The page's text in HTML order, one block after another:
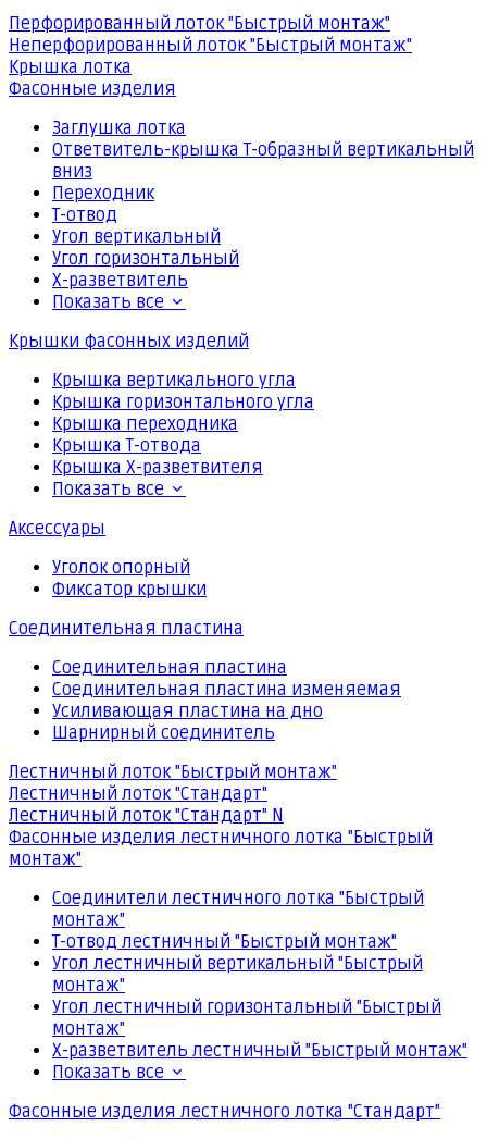
Перфорированный лоток "Быстрый монтаж"
Неперфорированный лоток "Быстрый монтаж"
Крышка лотка
Фасонные изделия
Заглушка лотка
Ответвитель-крышка Т-образный вертикальный
вниз
Переходник
Т-отвод
Угол вертикальный
Угол горизонтальный
Х-разветвитель
Показать все
Крышки фасонных изделий
Крышка вертикального угла
Крышка горизонтального угла
Крышка переходника
Крышка Т-отвода
Крышка Х-разветвителя
Показать все
Аксессуары
Уголок опорный
Фиксатор крышки
Соединительная пластина
Соединительная пластина
Соединительная пластина изменяемая
Усиливающая пластина на дно
Шарнирный соединитель
Лестничный лоток "Быстрый монтаж"
Лестничный лоток "Стандарт"
Лестничный лоток "Стандарт" N
Фасонные изделия лестничного лотка "Быстрый
монтаж"
Соединители лестничного лотка "Быстрый
монтаж"
Т-отвод лестничный "Быстрый монтаж"
Угол лестничный вертикальный "Быстрый
монтаж"
Угол лестничный горизонтальный "Быстрый
монтаж"
Х-разветвитель лестничный "Быстрый монтаж"
Показать все
Фасонные изделия лестничного лотка "Стандарт"